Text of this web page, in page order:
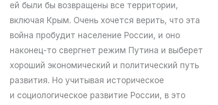
ей были бы возвращены все территории,
включая Крым. Очень хочется верить, что эта
война пробудит население России, и оно
наконец-то свергнет режим Путина и выберет
хороший экономический и политический путь
развития. Но учитывая историческое
и социологическое развитие России, в это